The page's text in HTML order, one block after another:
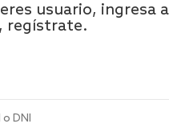
usuario, ingresa
regístrate.